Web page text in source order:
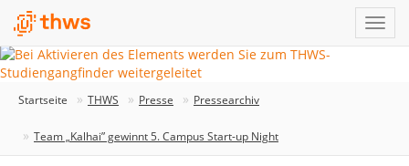
Startseite THWS Presse Pressearchiv
Team „Kalhai” gewinnt 5. Campus Start-up Night